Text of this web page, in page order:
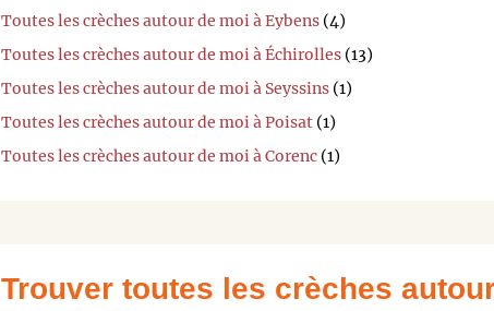
Toutes les crèches autour de moi à Eybens (4)
Toutes les crèches autour de moi à Échirolles (13)
Toutes les crèches autour de moi à Seyssins (1)
Toutes les crèches autour de moi à Poisat (1)
Toutes les crèches autour de moi à Corenc (1)
Trouver toutes les crèches